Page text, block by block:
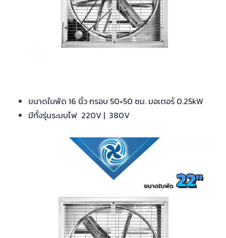
ขนาดใบพัด 16 นิ้ว กรอบ 50×50 ซม. มอเตอร์ 0.25kW
มีทั้งรุ่นระบบไฟ 220V | 380V